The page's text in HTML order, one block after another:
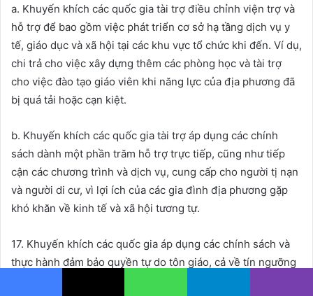
a. Khuyến khích các quốc gia tài trợ điều chỉnh viện trợ và
hỗ trợ để bao gồm việc phát triển cơ sở hạ tầng dịch vụ y
tế, giáo dục và xã hội tại các khu vực tổ chức khi đến. Ví dụ,
chi trả cho việc xây dựng thêm các phòng học và tài trợ
cho việc đào tạo giáo viên khi năng lực của địa phương đã
bị quá tải hoặc cạn kiệt.
b. Khuyến khích các quốc gia tài trợ áp dụng các chính
sách dành một phần trăm hỗ trợ trực tiếp, cũng như tiếp
cận các chương trình và dịch vụ, cung cấp cho người tị nạn
và người di cư, vì lợi ích của các gia đình địa phương gặp
khó khăn về kinh tế và xã hội tương tự.
17. Khuyến khích các quốc gia áp dụng các chính sách và
thực hành đảm bảo quyền tự do tôn giáo, cả về tín ngưỡng